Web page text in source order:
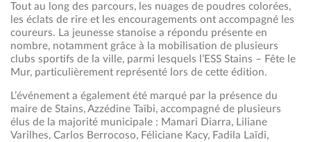
Tout au long des parcours, les nuages de poudres colorées,
les éclats de rire et les encouragements ont accompagné les
coureurs. La jeunesse stanoise a répondu présente en
nombre, notamment grâce à la mobilisation de plusieurs
clubs sportifs de la ville, parmi lesquels l’ESS Stains – Fête le
Mur, particulièrement représenté lors de cette édition.
L’événement a également été marqué par la présence du
maire de Stains, Azzédine Taïbi, accompagné de plusieurs
élus de la majorité municipale : Mamari Diarra, Liliane
Varilhes, Carlos Berrocoso, Féliciane Kacy, Fadila Laïdi,